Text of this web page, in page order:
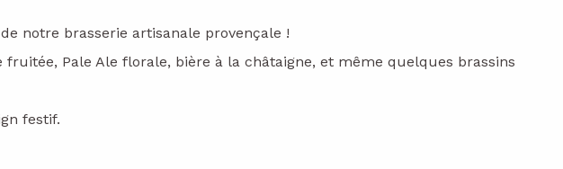
notre brasserie artisanale provençale !
Pale Ale florale, bière à la châtaigne, et même quelques brassins
festif.